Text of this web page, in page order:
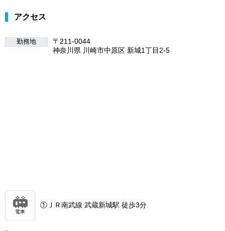
アクセス
勤務地
〒211-0044
神奈川県 川崎市中原区 新城1丁目2-5
電車
①ＪＲ南武線 武蔵新城駅 徒歩3分